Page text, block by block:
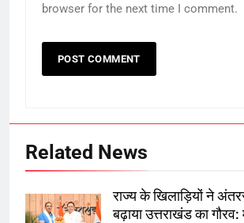
browser for the next time I comment.
Related News
राज्य के खिलाड़ियों ने
बढ़ाया उत्तराखंड का